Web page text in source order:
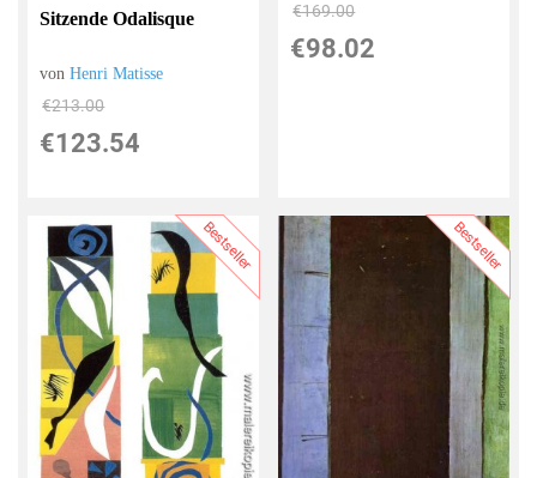
Sitzende Odalisque
vonHenri Matisse
€213.00
€123.54
€169.00
€98.02
Bestseller Bestseller